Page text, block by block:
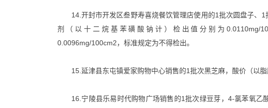
14.开封市开发区叁野寿喜烧餐饮管理店使用的1批次圆盘子、1
剂（以十二烷基苯磺酸钠计）检出值分别为0.0110mg/
0.0096mg/100cm2，标准规定为不得检出。
15.延津县东屯镇爱家购物中心销售的1批次黑芝麻，酸价（以脂
16.宁陵县乐易时代购物广场销售的1批次绿豆芽，4-氯苯氧乙